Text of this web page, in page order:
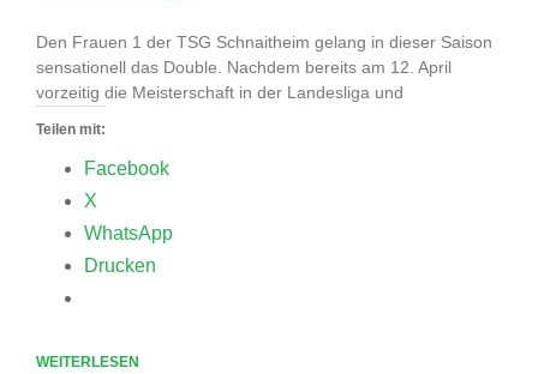
Den Frauen 1 der TSG Schnaitheim gelang in dieser Saison
sensationell das Double. Nachdem bereits am 12. April
vorzeitig die Meisterschaft in der Landesliga und
Teilen mit:
Facebook
X
WhatsApp
Drucken
WEITERLESEN